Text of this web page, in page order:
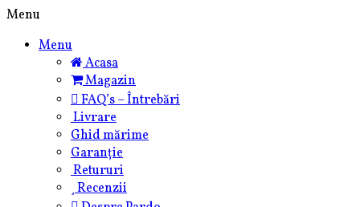
Skip
content
Menu
Menu
Acasa
Magazin
FAQ’s – Întrebări
Livrare
Ghid mărime
Garanție
Retururi
Recenzii